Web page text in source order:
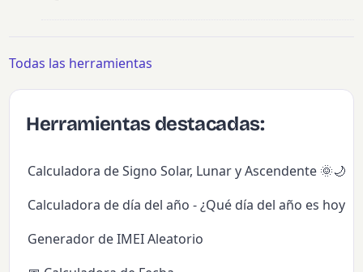
Todas las herramientas
Herramientas destacadas:
Calculadora de Signo Solar, Lunar y Ascendente 🌞🌙✨
Calculadora de día del año - ¿Qué día del año es hoy?
Generador de IMEI Aleatorio